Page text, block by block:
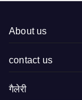
About us
contact us
गैलेरी